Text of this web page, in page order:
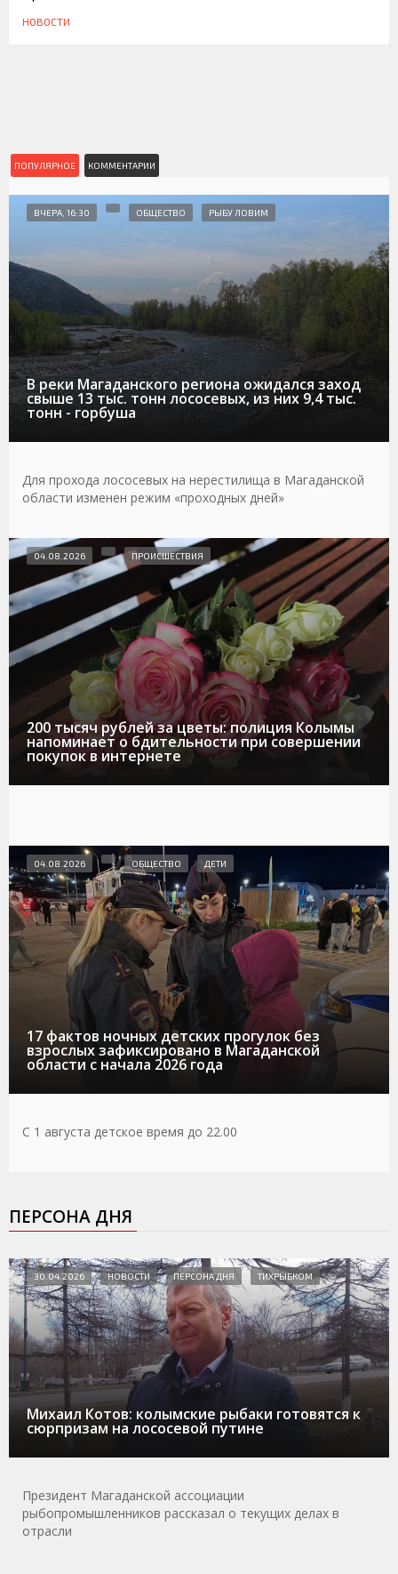
НОВОСТИ
ПОПУЛЯРНОЕ КОММЕНТАРИИ
В реки Магаданского региона ожидался заход
свыше 13 тыс. тонн лососевых, из них 9,4 тыс.
тонн - горбуша
ВЧЕРА, 16:30 ОБЩЕСТВО РЫБУ ЛОВИМ
Для прохода лососевых на нерестилища в Магаданской
области изменен режим «проходных дней»
200 тысяч рублей за цветы: полиция Колымы
напоминает о бдительности при совершении
покупок в интернете
04.08.2026 ПРОИСШЕСТВИЯ
17 фактов ночных детских прогулок без
взрослых зафиксировано в Магаданской
области с начала 2026 года
04.08.2026 ОБЩЕСТВО ДЕТИ
С 1 августа детское время до 22.00
ПЕРСОНА ДНЯ
Михаил Котов: колымские рыбаки готовятся к
сюрпризам на лососевой путине
30.04.2026 НОВОСТИ ПЕРСОНА ДНЯ ТИХРЫБКОМ
Президент Магаданской ассоциации
рыбопромышленников рассказал о текущих делах в
отрасли